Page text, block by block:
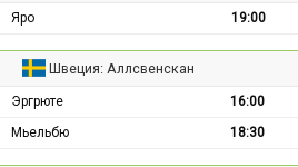
Яро 19:00
Швеция: Аллсвенскан
Эргрюте 16:00
Мьельбю
18:30